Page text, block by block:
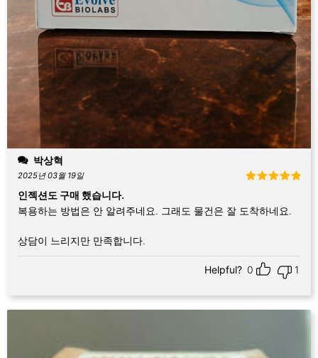
박상혁
2025년 03월 19일
인젝션도 구매 했습니다.
복용하는 방법은 안 알려주네요. 그래도 물건은 잘 도착하네요.
상담이 느리지만 만족합니다.
Helpful? 0 1